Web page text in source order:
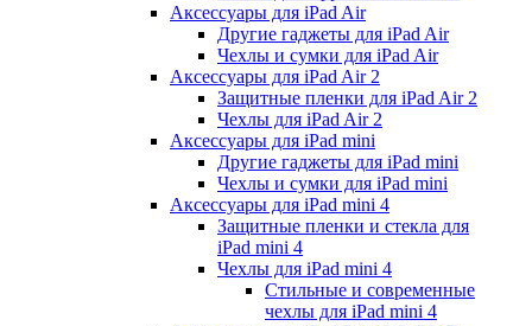
Аксессуары для iPad Air
Другие гаджеты для iPad Air
Чехлы и сумки для iPad Air
Аксессуары для iPad Air 2
Защитные пленки для iPad Air 2
Чехлы для iPad Air 2
Аксессуары для iPad mini
Другие гаджеты для iPad mini
Чехлы и сумки для iPad mini
Аксессуары для iPad mini 4
Защитные пленки и стекла для
iPad mini 4
Чехлы для iPad mini 4
Стильные и современные
чехлы для iPad mini 4